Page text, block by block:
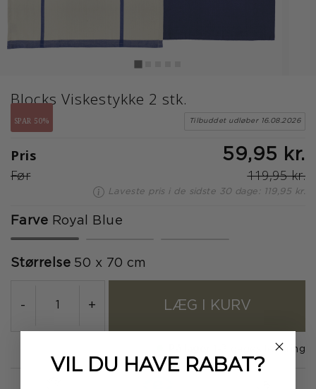
Blocks Viskestykke 2 stk.
SPAR 50% Tilbuddet udløber 16.08.2026
Pris 59,95 kr.
Før 119,95 kr.
Laveste pris i de sidste 30 dage: 119,95 kr.
Farve Royal Blue
valgte
Størrelse 50 x 70 cm
- + LÆG I KURV
1-3 dages levering
VIL DU HAVE RABAT?